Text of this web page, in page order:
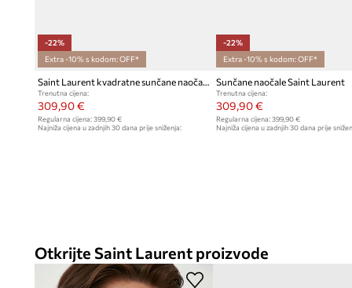
-22%
Extra -10% s kodom: OFF*
Saint Laurent kvadratne sunčane naočale
Trenutna cijena:
309,90 €
Regularna cijena: 399,90 €
Najniža cijena u zadnjih 30 dana prije sniženja:
-22%
Extra -10% s kodom: OFF*
Sunčane naočale Saint Laurent
Trenutna cijena:
309,90 €
Regularna cijena:399,90 €
Najniža cijena u zadnjih 30 dana prije
Otkrijte Saint Laurent proizvode